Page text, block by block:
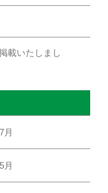
いたしまし
7月
5月